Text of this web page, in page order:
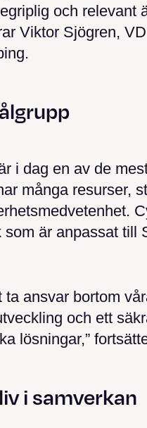
och relevant
Viktor Sjögren,
i dag en av de
många resurser,
är anpassat till
ansvar bortom
och ett
lösningar,”
i samverkan